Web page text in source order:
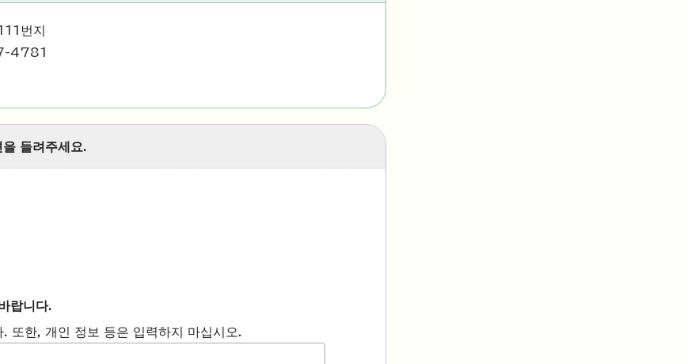
번지
4781
들려주세요.
랍니다.
또한, 개인 정보 등은 입력하지 마십시오.